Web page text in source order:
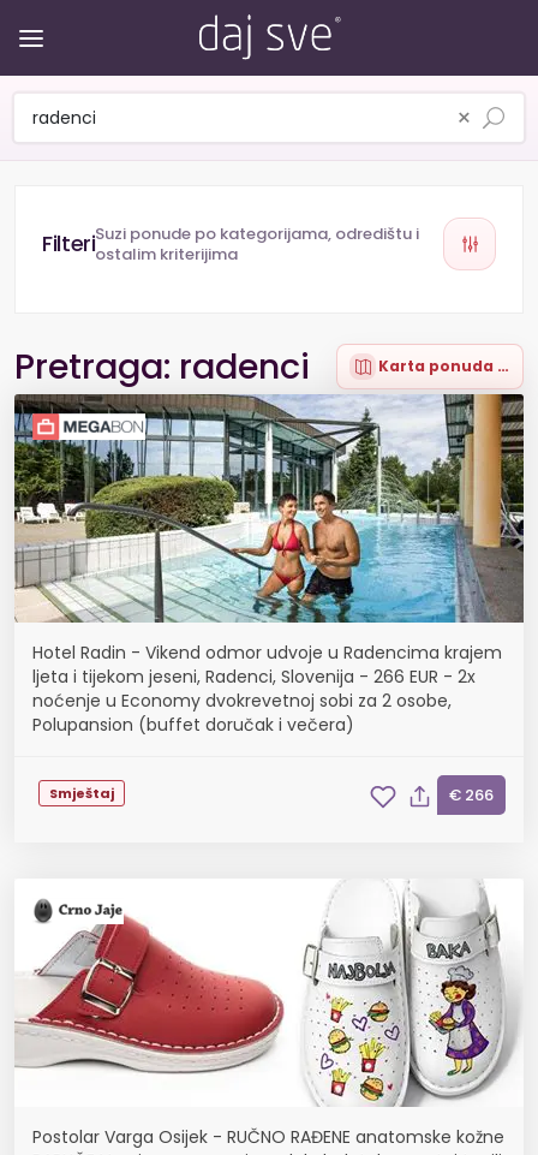
×
Suzi ponude po kategorijama, odredištu i
ostalim kriterijima
Pretraga: radenci Karta ponuda (4)
Hotel Radin - Vikend odmor udvoje u Radencima krajem
ljeta i tijekom jeseni, Radenci, Slovenija - 266 EUR - 2x
noćenje u Economy dvokrevetnoj sobi za 2 osobe,
Polupansion (buffet doručak i večera)
Smještaj € 266
Postolar Varga Osijek - RUČNO RAĐENE anatomske kožne